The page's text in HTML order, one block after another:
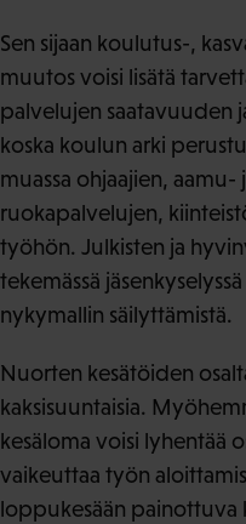
Sen sijaan koulutus-,
muutos voisi lisätä
palvelujen saatavuuden
koska koulun arki
muassa ohjaajien,
ruokapalvelujen,
työhön. Julkisten ja
tekemässä
nykymallin säilyttämistä.
Nuorten kesätöiden
kaksisuuntaisia.
kesäloma voisi lyhentää
vaikeuttaa työn
loppukesään painottuva